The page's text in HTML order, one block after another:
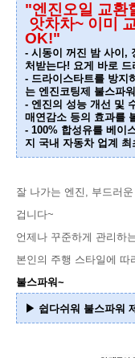
"엔진오일 교환
앗차차~ 이미
OK!"
- 시동이 꺼진 밤 사이,
처받는다! 요게 바로 드
- 드라이스타트를 방지
는 엔진코팅제 불스파
- 엔진의 성능 개선 및
매연감소 등의 효과를
- 100% 합성유를 베이
지 국내 자동차 업계 최
잘 나가는 엔진, 부드러
겁니다~
언제나 꾸준하게 관리하
본인의 주행 스타일에 따
불스파워~
▶ 쉽다쉬워 불스파워